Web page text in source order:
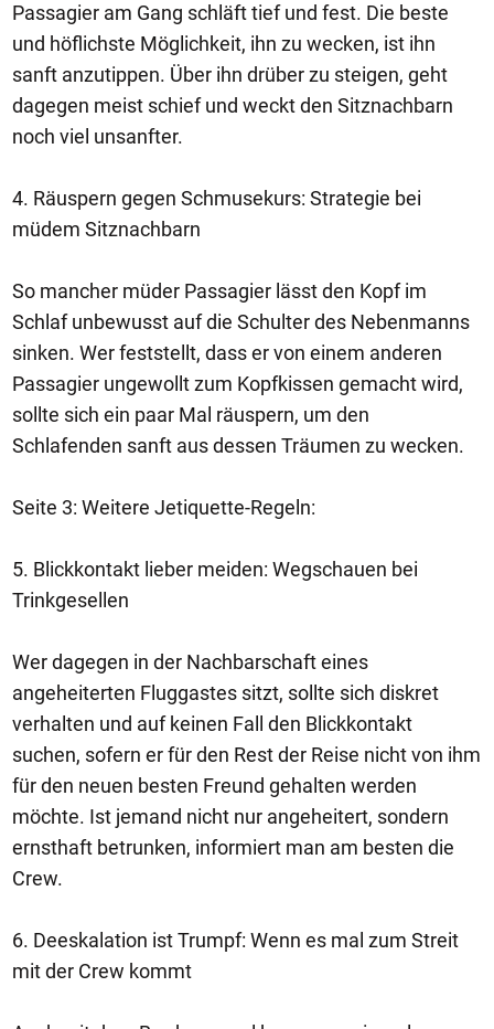
Passagier am Gang schläft tief und fest. Die beste
und höflichste Möglichkeit, ihn zu wecken, ist ihn
sanft anzutippen. Über ihn drüber zu steigen, geht
dagegen meist schief und weckt den Sitznachbarn
noch viel unsanfter.
4. Räuspern gegen Schmusekurs: Strategie bei
müdem Sitznachbarn
So mancher müder Passagier lässt den Kopf im
Schlaf unbewusst auf die Schulter des Nebenmanns
sinken. Wer feststellt, dass er von einem anderen
Passagier ungewollt zum Kopfkissen gemacht wird,
sollte sich ein paar Mal räuspern, um den
Schlafenden sanft aus dessen Träumen zu wecken.
Seite 3: Weitere Jetiquette-Regeln:
5. Blickkontakt lieber meiden: Wegschauen bei
Trinkgesellen
Wer dagegen in der Nachbarschaft eines
angeheiterten Fluggastes sitzt, sollte sich diskret
verhalten und auf keinen Fall den Blickkontakt
suchen, sofern er für den Rest der Reise nicht von ihm
für den neuen besten Freund gehalten werden
möchte. Ist jemand nicht nur angeheitert, sondern
ernsthaft betrunken, informiert man am besten die
Crew.
6. Deeskalation ist Trumpf: Wenn es mal zum Streit
mit der Crew kommt